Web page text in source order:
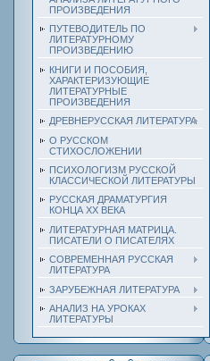
ПРОИЗВЕДЕНИЯ
ПУТЕВОДИТЕЛЬ ПО
ЛИТЕРАТУРНОМУ
ПРОИЗВЕДЕНИЮ
КНИГИ И ПОСОБИЯ,
ХАРАКТЕРИЗУЮЩИЕ
ЛИТЕРАТУРНЫЕ
ПРОИЗВЕДЕНИЯ
ДРЕВНЕРУССКАЯ ЛИТЕРАТУРА
О РУССКОМ
СТИХОСЛОЖЕНИИ
ПСИХОЛОГИЗМ РУССКОЙ
КЛАССИЧЕСКОЙ ЛИТЕРАТУРЫ
РУССКАЯ ДРАМАТУРГИЯ
КОНЦА ХХ ВЕКА
ЛИТЕРАТУРНАЯ МАТРИЦА.
ПИСАТЕЛИ О ПИСАТЕЛЯХ
СОВРЕМЕННАЯ РУССКАЯ
ЛИТЕРАТУРА
ЗАРУБЕЖНАЯ ЛИТЕРАТУРА
АНАЛИЗ НА УРОКАХ
ЛИТЕРАТУРЫ